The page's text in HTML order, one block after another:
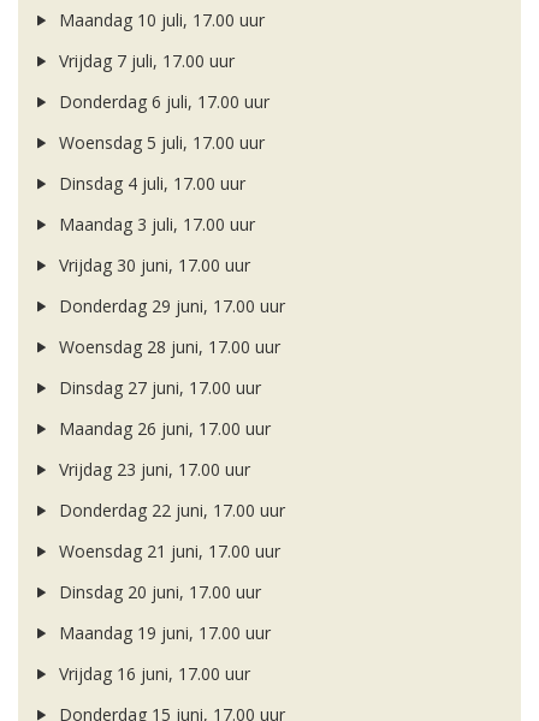
Maandag 10 juli, 17.00 uur
Vrijdag 7 juli, 17.00 uur
Donderdag 6 juli, 17.00 uur
Woensdag 5 juli, 17.00 uur
Dinsdag 4 juli, 17.00 uur
Maandag 3 juli, 17.00 uur
Vrijdag 30 juni, 17.00 uur
Donderdag 29 juni, 17.00 uur
Woensdag 28 juni, 17.00 uur
Dinsdag 27 juni, 17.00 uur
Maandag 26 juni, 17.00 uur
Vrijdag 23 juni, 17.00 uur
Donderdag 22 juni, 17.00 uur
Woensdag 21 juni, 17.00 uur
Dinsdag 20 juni, 17.00 uur
Maandag 19 juni, 17.00 uur
Vrijdag 16 juni, 17.00 uur
Donderdag 15 juni, 17.00 uur